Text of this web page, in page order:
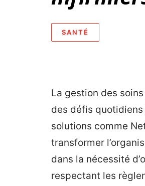
SANTÉ
La gestion des
des défis
solutions comme
transformer
dans la nécessité
respectant les